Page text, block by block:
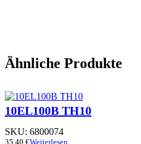
Ähnliche Produkte
10EL100B TH10
SKU: 6800074
35,40 €Weiterlesen